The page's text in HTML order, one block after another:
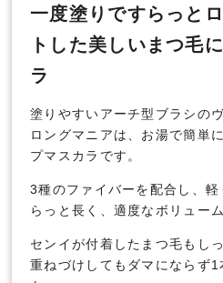
一度塗りですらっと
トした美しいまつ毛
ラ
塗りやすいアーチ型ブラシの
ロングマニアは、お湯で簡単
プマスカラです。
3種のファイバーを配合し、
らっと長く、適度なボリュー
センイが付着したまつ毛もし
重ねづけしてもダマにならず